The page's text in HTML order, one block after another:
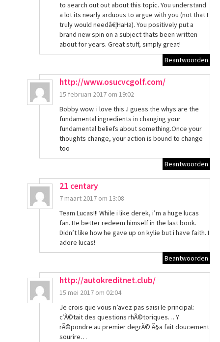
to search out out about this topic. You understand
a lot its nearly arduous to argue with you (not that I
truly would needâ€¦HaHa). You positively put a
brand new spin on a subject thats been written
about for years. Great stuff, simply great!
Beantwoorden
http://www.osucvcgolf.com/
15 februari 2017 om 19:02
Bobby wow. i love this .I guess the whys are the
fundamental ingredients in changing your
fundamental beliefs about something.Once your
thoughts change, your action is bound to change
too
Beantwoorden
21 centary
7 maart 2017 om 13:08
Team Lucas!!! While i like derek, i’m a huge lucas
fan. He better redeem himself in the last book.
Didn’t like how he gave up on kylie but i have faith. I
adore lucas!
Beantwoorden
http://autokreditnet.club/
15 mei 2017 om 02:04
Je crois que vous n’avez pas saisi le principal:
c’Ã©tait des questions rhÃ©toriques… Y
rÃ©pondre au premier degrÃ© Ã§a fait doucement
sourire…